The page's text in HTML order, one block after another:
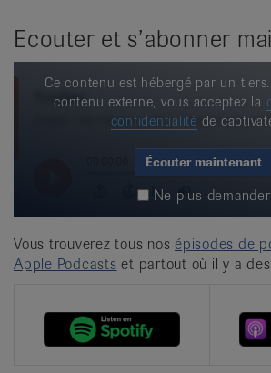
Ecouter et s’abonner
Ce contenu est hébergé par un
contenu externe, vous acceptez la
confidentialité de
Écouter maintenant
Ne plus demander
Vous trouverez tous nos épisodes de
Apple Podcasts et partout où il y a